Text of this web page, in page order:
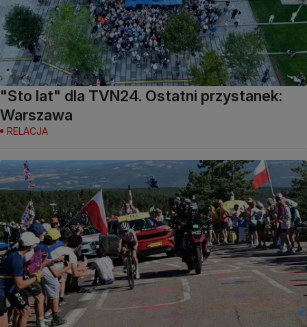
"Sto lat" dla TVN24. Ostatni przystanek:
Warszawa
RELACJA